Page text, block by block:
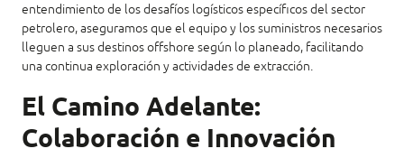
entendimiento de los desafíos logísticos específicos del sector
petrolero, aseguramos que el equipo y los suministros necesarios
lleguen a sus destinos offshore según lo planeado, facilitando
una continua exploración y actividades de extracción.
El Camino Adelante:
Colaboración e Innovación